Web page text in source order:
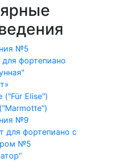
№5
для фортепиано
("Für Elise")
№9
для фортепиано с
№5